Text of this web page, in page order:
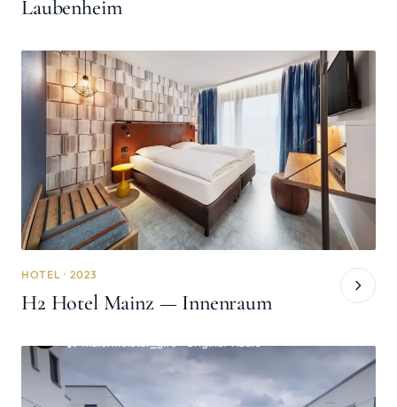
Laubenheim
HOTEL · 2023
H2 Hotel Mainz — Innenraum